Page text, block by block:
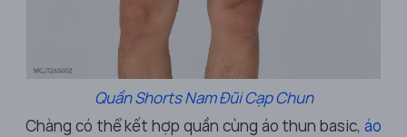
Quần Shorts Nam Đũi Cạp Chun
Chàng có thể kết hợp quần cùng áo thun basic, áo